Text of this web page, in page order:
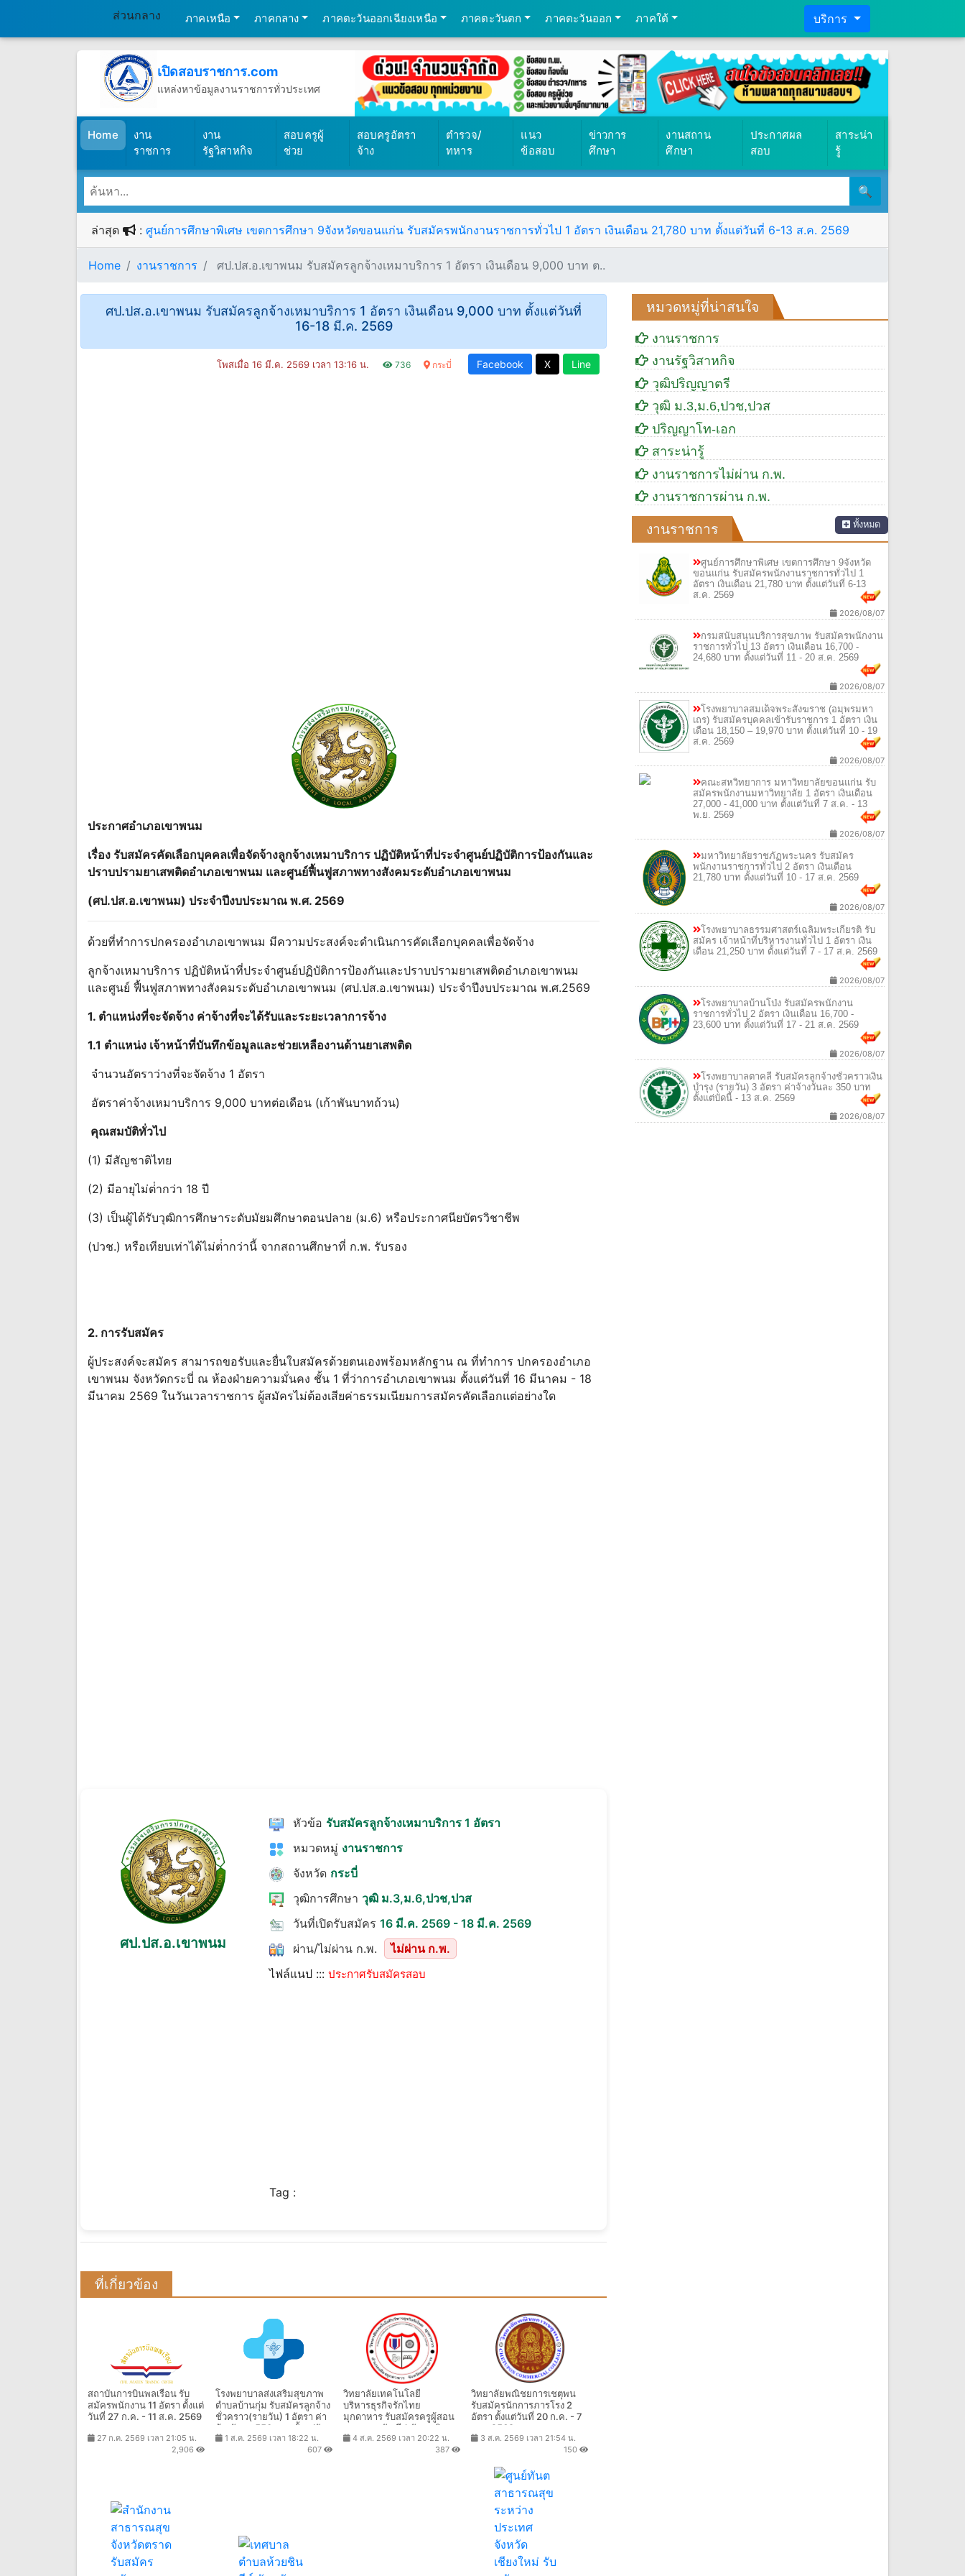
ส่วนกลาง ภาคเหนือ ภาคกลาง ภาคตะวันออกเฉียงเหนือ ภาคตะวันตก ภาคตะวันออก ภาคใต้ บริการ
เปิดสอบราชการ.com
แหล่งหาข้อมูลงานราชการทั่วประเทศ
Home(เปิดสอบราชการ)
งาน
ราชการ
งาน
รัฐวิสาหกิจ
สอบครูผู้
ช่วย
สอบครูอัตรา
จ้าง
ตำรวจ/
ทหาร
แนว
ข้อสอบ
ข่าวการ
ศึกษา
งานสถาน
ศึกษา
ประกาศผล
สอบ
สาระน่า
รู้
🔍
ล่าสุด : ศูนย์การศึกษาพิเศษ เขตการศึกษา 9จังหวัดขอนแก่น รับสมัครพนักงานราชการทั่วไป 1 อัตรา เงินเดือน 21,780 บาท ตั้งแต่วันที่ 6-13 ส.ค. 2569
Home งานราชการ ศป.ปส.อ.เขาพนม รับสมัครลูกจ้างเหมาบริการ 1 อัตรา เงินเดือน 9,000 บาท ต..
ศป.ปส.อ.เขาพนม รับสมัครลูกจ้างเหมาบริการ 1 อัตรา เงินเดือน 9,000 บาท ตั้งแต่วันที่
16-18 มี.ค. 2569
โพสเมื่อ 16 มี.ค. 2569 เวลา 13:16 น. 736 กระบี่ Facebook X Line
ประกาศอําเภอเขาพนม
เรื่อง รับสมัครคัดเลือกบุคคลเพื่อจัดจ้างลูกจ้างเหมาบริการ ปฏิบัติหน้าที่ประจําศูนย์ปฏิบัติการป้องกันและ
ปราบปรามยาเสพติดอําเภอเขาพนม และศูนย์ฟื้นฟูสภาพทางสังคมระดับอําเภอเขาพนม
(ศป.ปส.อ.เขาพนม) ประจําปีงบประมาณ พ.ศ. 2569
ด้วยที่ทําการปกครองอําเภอเขาพนม มีความประสงค์จะดําเนินการคัดเลือกบุคคลเพื่อจัดจ้าง
ลูกจ้างเหมาบริการ ปฏิบัติหน้าที่ประจําศูนย์ปฏิบัติการป้องกันและปราบปรามยาเสพติดอําเภอเขาพนม
และศูนย์ ฟื้นฟูสภาพทางสังคมระดับอําเภอเขาพนม (ศป.ปส.อ.เขาพนม) ประจําปีงบประมาณ พ.ศ.2569
1. ตําแหน่งที่จะจัดจ้าง ค่าจ้างที่จะได้รับและระยะเวลาการจ้าง
1.1 ตําแหน่ง เจ้าหน้าที่บันทึกข้อมูลและช่วยเหลืองานด้านยาเสพติด
จํานวนอัตราว่างที่จะจัดจ้าง 1 อัตรา
อัตราค่าจ้างเหมาบริการ 9,000 บาทต่อเดือน (เก้าพันบาทถ้วน)
คุณสมบัติทั่วไป
(1) มีสัญชาติไทย
(2) มีอายุไม่ต่ํากว่า 18 ปี
(3) เป็นผู้ได้รับวุฒิการศึกษาระดับมัยมศึกษาตอนปลาย (ม.6) หรือประกาศนียบัตรวิชาชีพ
(ปวช.) หรือเทียบเท่าได้ไม่ต่ํากว่านี้ จากสถานศึกษาที่ ก.พ. รับรอง
2. การรับสมัคร
ผู้ประสงค์จะสมัคร สามารถขอรับและยื่นใบสมัครด้วยตนเองพร้อมหลักฐาน ณ ที่ทําการ ปกครองอําเภอ
เขาพนม จังหวัดกระบี่ ณ ห้องฝ่ายความมั่นคง ชั้น 1 ที่ว่าการอําเภอเขาพนม ตั้งแต่วันที่ 16 มีนาคม - 18
มีนาคม 2569 ในวันเวลาราชการ ผู้สมัครไม่ต้องเสียค่าธรรมเนียมการสมัครคัดเลือกแต่อย่างใด
ศป.ปส.อ.เขาพนม
หัวข้อ รับสมัครลูกจ้างเหมาบริการ 1 อัตรา
หมวดหมู่ งานราชการ
จังหวัด กระบี่
วุฒิการศึกษา วุฒิ ม.3,ม.6,ปวช,ปวส
วันที่เปิดรับสมัคร 16 มี.ค. 2569 - 18 มี.ค. 2569
ผ่าน/ไม่ผ่าน ก.พ.
ไม่ผ่าน ก.พ.
ไฟล์แนป ::: ประกาศรับสมัครสอบ
Tag :
ที่เกี่ยวข้อง
สถาบันการบินพลเรือน รับ
สมัครพนักงาน 11 อัตรา ตั้งแต่
วันที่ 27 ก.ค. - 11 ส.ค. 2569
27 ก.ค. 2569 เวลา 21:05 น.
2,906
โรงพยาบาลส่งเสริมสุขภาพ
ตําบลบ้านกุ่ม รับสมัครลูกจ้าง
ชั่วคราว(รายวัน) 1 อัตรา ค่า
จ้างวันละ 550 บาท ตั้งแต่วัน
ที่ 3 - 7 ส.ค. 2569
1 ส.ค. 2569 เวลา 18:22 น.
607
วิทยาลัยเทคโนโลยี
บริหารธุรกิจรักไทย
มุกดาหาร รับสมัครครูผู้สอน
สาขาการบัญชี 1 อัตรา เงิน
เดือน 15,000 บาท ตั้งแต่วันที่
4 ส.ค. 2569 เวลา 20:22 น.
387
วิทยาลัยพณิชยการเชตุพน
รับสมัครนักการภารโรง 2
อัตรา ตั้งแต่วันที่ 20 ก.ค. - 7
ส.ค. 2569
3 ส.ค. 2569 เวลา 21:54 น.
150
หมวดหมู่ที่น่าสนใจ
งานราชการ
งานรัฐวิสาหกิจ
วุฒิปริญญาตรี
วุฒิ ม.3,ม.6,ปวช,ปวส
ปริญญาโท-เอก
สาระน่ารู้
งานราชการไม่ผ่าน ก.พ.
งานราชการผ่าน ก.พ.
งานราชการ ทั้งหมด
ศูนย์การศึกษาพิเศษ เขตการศึกษา 9จังหวัด
ขอนแก่น รับสมัครพนักงานราชการทั่วไป 1
อัตรา เงินเดือน 21,780 บาท ตั้งแต่วันที่ 6-13
ส.ค. 2569
2026/08/07
กรมสนับสนุนบริการสุขภาพ รับสมัครพนักงาน
ราชการทั่วไป 13 อัตรา เงินเดือน 16,700 -
24,680 บาท ตั้งแต่วันที่ 11 - 20 ส.ค. 2569
2026/08/07
โรงพยาบาลสมเด็จพระสังฆราช (อมฺพรมหา
เถร) รับสมัครบุคคลเข้ารับราชการ 1 อัตรา เงิน
เดือน 18,150 – 19,970 บาท ตั้งแต่วันที่ 10 - 19
ส.ค. 2569
2026/08/07
คณะสหวิทยาการ มหาวิทยาลัยขอนแก่น รับ
สมัครพนักงานมหาวิทยาลัย 1 อัตรา เงินเดือน
27,000 - 41,000 บาท ตั้งแต่วันที่ 7 ส.ค. - 13
พ.ย. 2569
2026/08/07
มหาวิทยาลัยราชภัฏพระนคร รับสมัคร
พนักงานราชการทั่วไป 2 อัตรา เงินเดือน
21,780 บาท ตั้งแต่วันที่ 10 - 17 ส.ค. 2569
2026/08/07
โรงพยาบาลธรรมศาสตร์เฉลิมพระเกียรติ รับ
สมัคร เจ้าหน้าที่บริหารงานทั่วไป 1 อัตรา เงิน
เดือน 21,250 บาท ตั้งแต่วันที่ 7 - 17 ส.ค. 2569
2026/08/07
โรงพยาบาลบ้านโป่ง รับสมัครพนักงาน
ราชการทั่วไป 2 อัตรา เงินเดือน 16,700 -
23,600 บาท ตั้งแต่วันที่ 17 - 21 ส.ค. 2569
2026/08/07
โรงพยาบาลตาคลี รับสมัครลูกจ้างชั่วคราวเงิน
บํารุง (รายวัน) 3 อัตรา ค่าจ้างวันละ 350 บาท
ตั้งแต่บัดนี้ - 13 ส.ค. 2569
2026/08/07